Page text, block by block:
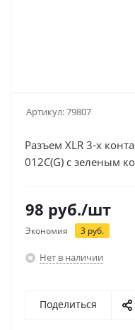
Артикул:79807
Разъем XLR 3-х
012C(G) с зеленым
98 руб./шт
Экономия 3 руб.
Нет в наличии
Поделиться